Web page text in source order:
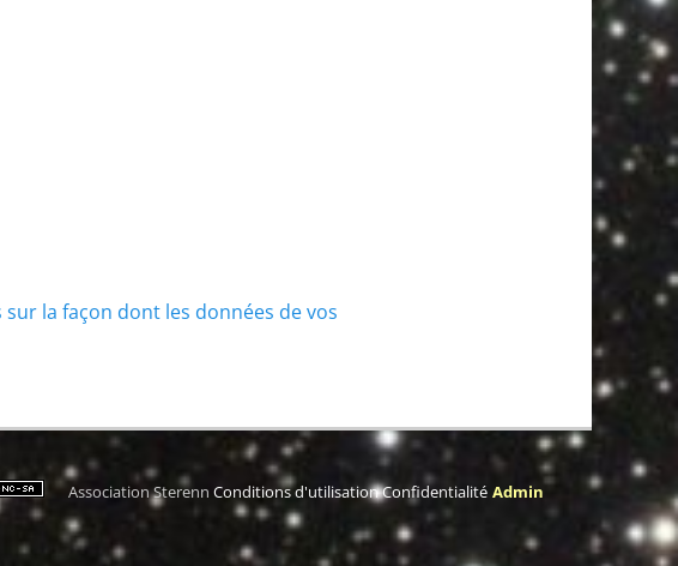
sur la façon dont les données de vos
Association Sterenn Conditions d'utilisationConfidentialité Admin